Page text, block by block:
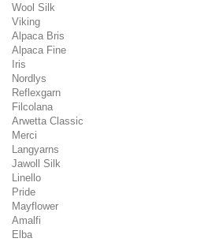
Wool Silk
Viking
Alpaca Bris
Alpaca Fine
Iris
Nordlys
Reflexgarn
Filcolana
Arwetta Classic
Merci
Langyarns
Jawoll Silk
Linello
Pride
Mayflower
Amalfi
Elba